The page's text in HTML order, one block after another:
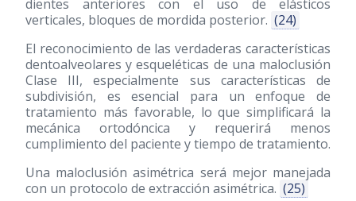
dientes anteriores con el uso de elásticos
verticales, bloques de mordida posterior. (24)
El reconocimiento de las verdaderas características
dentoalveolares y esqueléticas de una maloclusión
Clase III, especialmente sus características de
subdivisión, es esencial para un enfoque de
tratamiento más favorable, lo que simplificará la
mecánica ortodóncica y requerirá menos
cumplimiento del paciente y tiempo de tratamiento.
Una maloclusión asimétrica será mejor manejada
con un protocolo de extracción asimétrica. (25)